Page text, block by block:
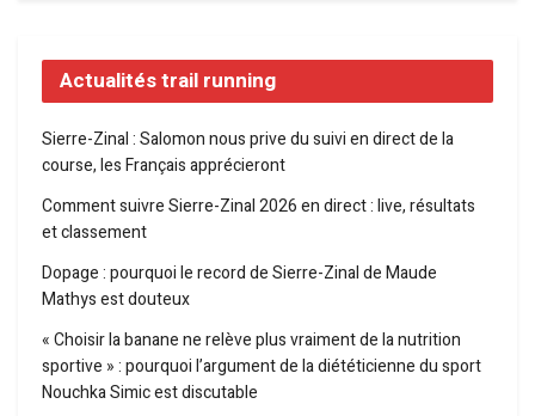
Actualités trail running
Sierre-Zinal : Salomon nous prive du suivi en direct de la
course, les Français apprécieront
Comment suivre Sierre-Zinal 2026 en direct : live, résultats
et classement
Dopage : pourquoi le record de Sierre-Zinal de Maude
Mathys est douteux
« Choisir la banane ne relève plus vraiment de la nutrition
sportive » : pourquoi l’argument de la diététicienne du sport
Nouchka Simic est discutable